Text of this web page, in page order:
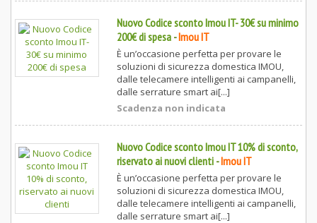
Nuovo Codice sconto Imou IT- 30€ su minimo
200€ di spesa-Imou IT
È un’occasione perfetta per provare le
soluzioni di sicurezza domestica IMOU,
dalle telecamere intelligenti ai campanelli,
dalle serrature smart ai[...]
Scadenza non indicata
Nuovo Codice sconto Imou IT 10% di sconto,
riservato ai nuovi clienti-Imou IT
È un’occasione perfetta per provare le
soluzioni di sicurezza domestica IMOU,
dalle telecamere intelligenti ai campanelli,
dalle serrature smart ai[...]